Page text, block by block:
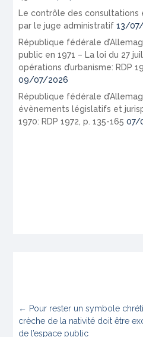
Le contrôle des consultations
par le juge administratif 13/
République fédérale
public en 1971 – La loi du 27
opérations d’urbanisme: RDP
09/07/2026
République fédérale
évènements législatifs et
1970: RDP 1972, p. 135-165 07/
← Pour rester un symbole
crèche de la nativité doit être
de l’espace public